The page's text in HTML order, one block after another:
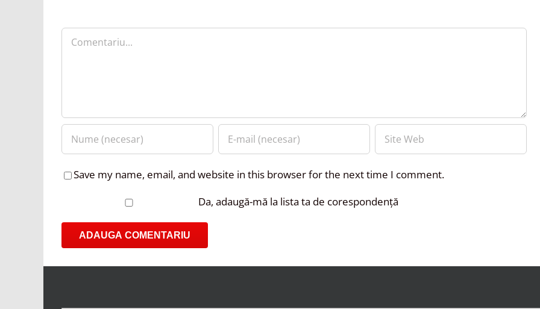
Comment
Save my name, email, and website in this browser for the next time I comment.
Da, adaugă-mă la lista ta de corespondență